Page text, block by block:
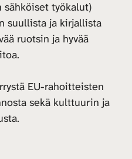
työkalut)
suullista ja kirjallista
ruotsin ja hyvää
EU-rahoitteisten
sekä kulttuurin ja